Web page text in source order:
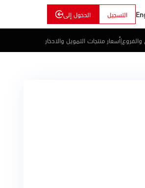
التسجيل الدخول إلى
والفروع|أسعار منتجات التمويل والادخار